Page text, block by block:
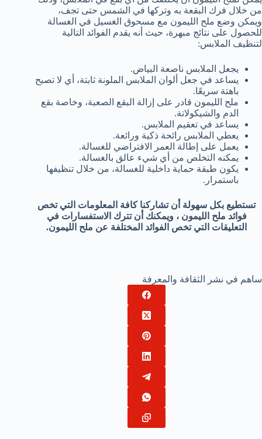
من خلال فرك البقعة به وتركها في الشمس حتى تجف،
ويمكن وضع ملح الليمون مع مسحوق الغسيل في الغسالة
للحصول على نتائج مبهرة، حيث أنه يقدم الفوائد التالية
لتنظيف الملابس:
يجعل الملابس ناصعة البياض.
يساعد في جعل ألوان الملابس الملونة ثابتة، أي لا تصبح
باهتة سريعًا.
ملح الليمون قادر على إزالة البقع الصعبة، وخاصة بقع
الدم والشيكولاتة.
يساعد في تعقيم الملابس.
يعطي الملابس رائحة ذكية ورائعة.
يعمل على إطالة العمر الافتراضي للغسالة.
يمكنه التخلص من أي شيء عالق بالغسالة.
يكون طبقة حماية داخلية للغسالة، من خلال تنظيفها
باستمرار.
تستطيع بكل سهولة أن تشاركنا كافة المعلومات التي تخص
فوائد ملح الليمون ، ويمكنك أن تترك الاستفسارات في
التعليقات التي تخص الفوائد المختلفة عن ملح الليمون.
ساهم في نشر الثقافة والمعرفة